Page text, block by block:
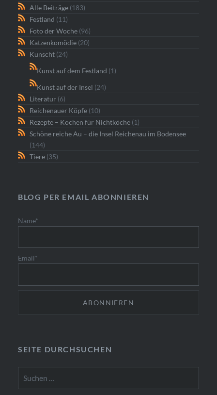
Alle Beiträge (183)
Festland (11)
Foto der Woche (96)
Katzenkomödie (20)
Kunscht (24)
Kunst auf dem Festland (1)
Kunst auf der Insel (24)
Literatur (6)
Reichenauer Köpfe (10)
Rezepte – Kochen für Nichtköche (1)
Schöne reiche Au – die Insel Reichenau im Bodensee
(144)
Tiere (35)
BLOG PER EMAIL ABONNIEREN
Name*
Email*
SEITE DURCHSUCHEN
nach: